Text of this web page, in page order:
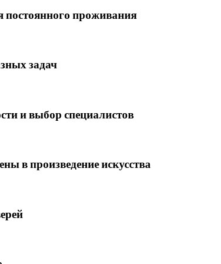
постоянного проживания
задач
и выбор специалистов
в произведение искусства